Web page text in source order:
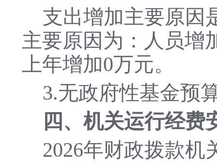
支出增加主要原因
主要原因为 ：人员增
上年增加0万元。
3.无政府性基金预
四、机关运行经费
2026年财政拨款机